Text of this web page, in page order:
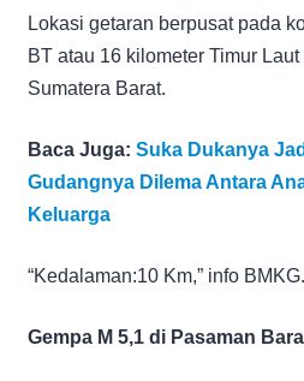
Lokasi getaran berpusat pada
BT atau 16 kilometer Timur
Sumatera Barat.
Baca Juga: Suka Dukanya
Gudangnya Dilema Antara
Keluarga
“Kedalaman:10 Km,” info BMKG.
Gempa M 5,1 di Pasaman